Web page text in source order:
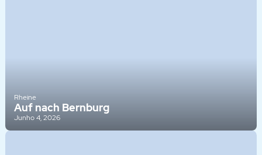
Rheine
Auf nach Bernburg
Junho 4, 2026